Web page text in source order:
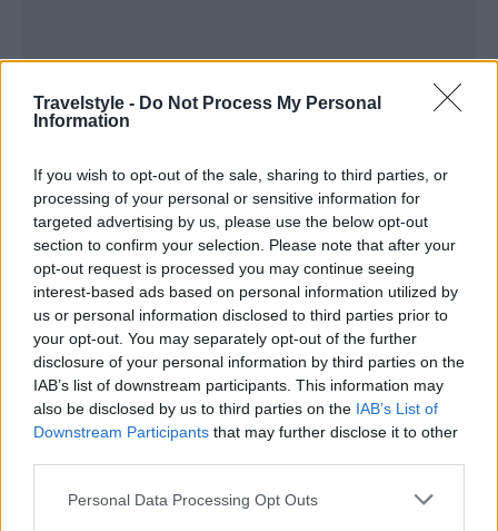
Travelstyle - Do Not Process My Personal
Information
If you wish to opt-out of the sale, sharing to third parties, or
processing of your personal or sensitive information for
targeted advertising by us, please use the below opt-out
section to confirm your selection. Please note that after your
opt-out request is processed you may continue seeing
interest-based ads based on personal information utilized by
us or personal information disclosed to third parties prior to
your opt-out. You may separately opt-out of the further
disclosure of your personal information by third parties on the
IAB’s list of downstream participants. This information may
also be disclosed by us to third parties on the IAB’s List of
Downstream Participants that may further disclose it to other
Please note that this website/app uses one or more Google
Personal Data Processing Opt Outs
Το Τσέρνομπιλ σφραγίστηκε
οριστικά από γιγαντιαίο σκέπαστρο